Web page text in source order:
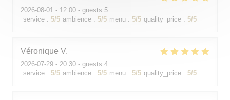
2026-08-01 - 12:00 - guests 5
service : 5/5 ambience : 5/5 menu : 5/5 quality_price : 5/5
Véronique V
2026-07-29 - 20:30 - guests 4
service : 5/5 ambience : 5/5 menu : 5/5 quality_price : 5/5